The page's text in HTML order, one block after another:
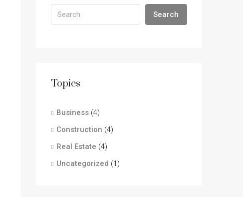
Search
Topics
Business (4)
Construction (4)
Real Estate (4)
Uncategorized (1)